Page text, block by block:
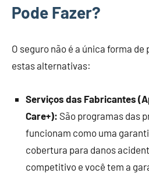
Pode Fazer?
O seguro não é a única forma
estas alternativas:
Serviços das Fabricantes
Care+): São programas das
funcionam como uma
cobertura para danos
competitivo e você tem a